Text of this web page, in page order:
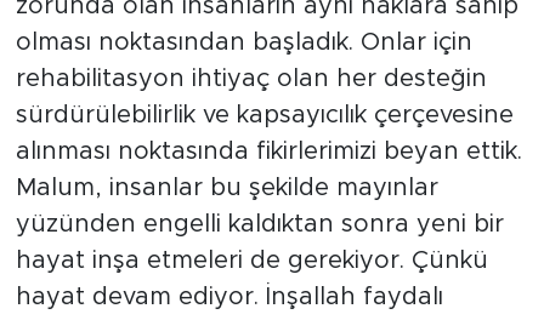
zorunda olan insanların aynı haklara sahip
olması noktasından başladık. Onlar için
rehabilitasyon ihtiyaç olan her desteğin
sürdürülebilirlik ve kapsayıcılık çerçevesine
alınması noktasında fikirlerimizi beyan ettik.
Malum, insanlar bu şekilde mayınlar
yüzünden engelli kaldıktan sonra yeni bir
hayat inşa etmeleri de gerekiyor. Çünkü
hayat devam ediyor. İnşallah faydalı